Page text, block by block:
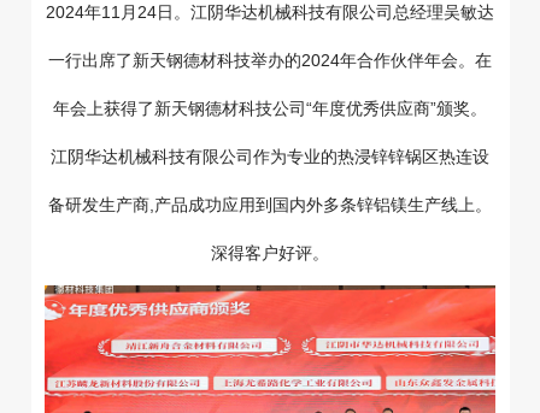
2024年11月24日。江阴华达机械科技有限公司总经理吴敏达
一行出席了新天钢德材科技举办的2024年合作伙伴年会。在
年会上获得了新天钢德材科技公司“年度优秀供应商”颁奖。
江阴华达机械科技有限公司作为专业的热浸锌锌锅区热连设
备研发生产商,产品成功应用到国内外多条锌铝镁生产线上。
深得客户好评。